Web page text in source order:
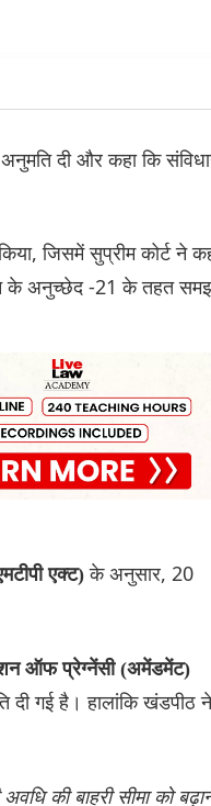
अनुमति दी और कहा कि
जिसमें सुप्रीम कोर्ट ने
के अनुच्छेद -21 के तहत
एक्ट)के अनुसार, 20
ऑफ प्रेग्नेंसी (अमेंडमेंट)
दी गई है। हालांकि खंडपीठ ने
की बाहरी सीमा को